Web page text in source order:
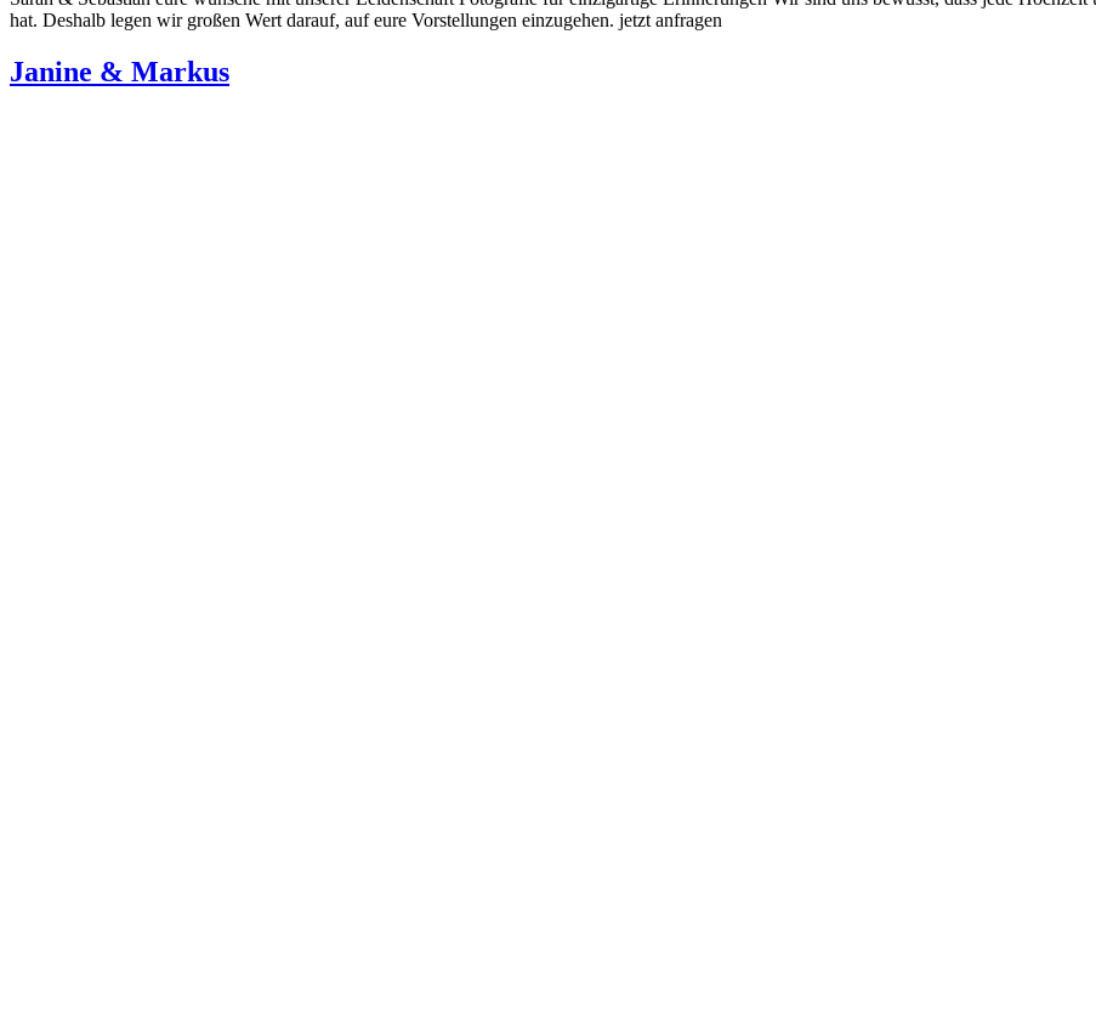
hat. Deshalb legen wir großen Wert darauf, auf eure Vorstellungen einzugehen. jetzt anfragen
Janine & Markus